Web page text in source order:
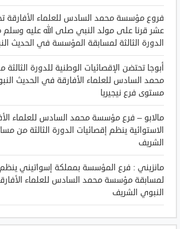
فروع مؤسسة محمد السادس للعلماء الأفارقة
عشر قرنا على مولد النبي صلى الله عليه وسلم
الدورة الثالثة لمسابقة المؤسسة في الحديث
أبوجا تحتضن الإقصائيات الوطنية للدورة
محمد السادس للعلماء الأفارقة في الحديث
مستوى فرع نيجيريا
مالابو – فرع مؤسسة محمد السادس للعلماء
الاستوائية ينظم إقصائيات الدورة الثالثة من
الشريف
مانزيني : فرع المؤسسة بمملكة إسواتيني ينظم
لمسابقة مؤسسة محمد السادس للعلماء
النبوي الشريف